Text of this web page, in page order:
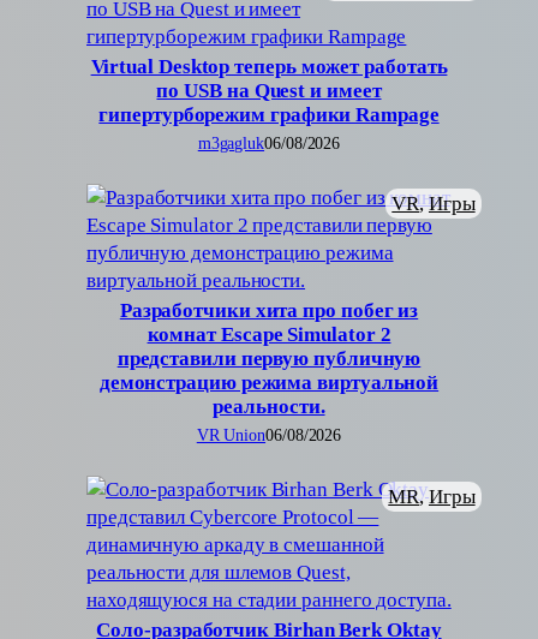
Virtual Desktop теперь может работать
по USB на Quest и имеет
гипертурборежим графики Rampage
m3gagluk06/08/2026
Разработчики хита про побег из
комнат Escape Simulator 2
представили первую публичную
демонстрацию режима виртуальной
реальности.
VR, Игры
VR Union06/08/2026
Соло-разработчик Birhan Berk Oktay
MR, Игры